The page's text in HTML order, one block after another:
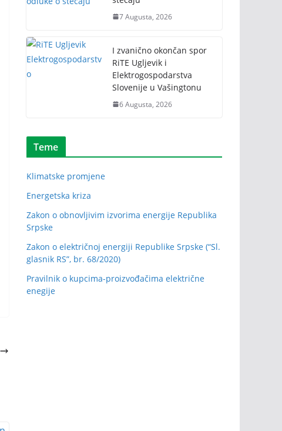
7 Augusta, 2026
I zvanično okončan spor
RiTE Ugljevik i
Elektrogospodarstva
Slovenije u Vašingtonu
6 Augusta, 2026
Teme
Klimatske promjene
Energetska kriza
Zakon o obnovljivim izvorima energije Republika
Srpske
Zakon o električnoj energiji Republike Srpske (“Sl.
glasnik RS”, br. 68/2020)
Pravilnik o kupcima-proizvođačima električne
enegije